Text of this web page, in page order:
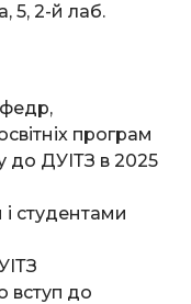
5, 2-й лаб.
програм
до ДУІТЗ в 2025
студентами
вступ до